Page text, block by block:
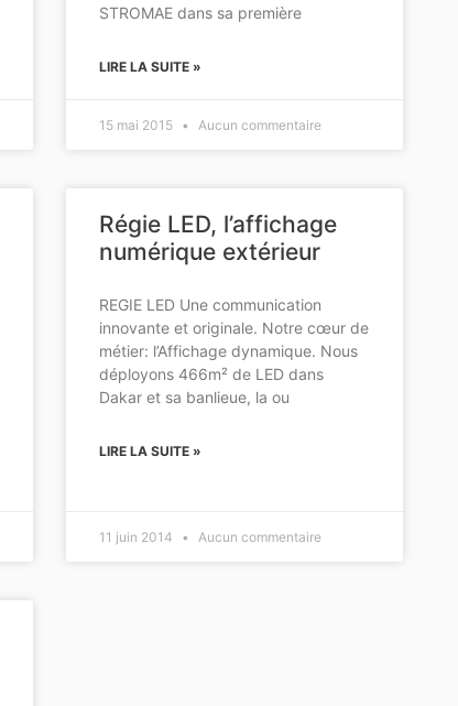
STROMAE dans sa première
LIRE LA SUITE »
15 mai 2015 Aucun commentaire
Régie LED, l’affichage
numérique extérieur
REGIE LED Une communication
innovante et originale. Notre cœur de
métier: l’Affichage dynamique. Nous
déployons 466m² de LED dans
Dakar et sa banlieue, la ou
LIRE LA SUITE »
11 juin 2014 Aucun commentaire